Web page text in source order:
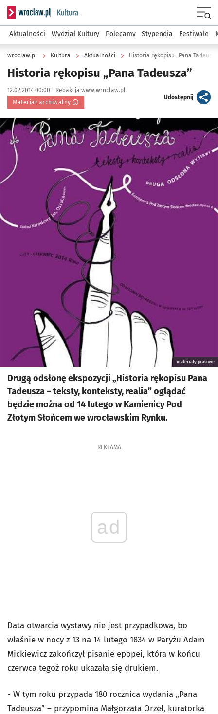
Serwis informacyjny wroclaw.pl podserwis: Kultura
Aktualności Wydział Kultury Polecamy Stypendia Festiwale
wroclaw.pl Kultura Aktualności Historia rękopisu „Pana
Historia rękopisu „Pana Tadeusza”
Data publikacji:
12.02.2014 00:00 | Autor:
Redakcja www.wroclaw.pl
Materiał archiwalny
Udostępnijartykuł
Kliknij, aby powiększyć
materiały prasowe
Drugą odsłonę ekspozycji „Historia rękopisu Pana
Tadeusza – teksty, konteksty, realia” oglądać
będzie można od 14 lutego w Kamienicy Pod
Złotym Słońcem we wrocławskim Rynku.
REKLAMA
ad
Data otwarcia wystawy nie jest przypadkowa, bo
właśnie w nocy z 13 na 14 lutego 1834 w Paryżu Adam
Mickiewicz zakończył pisanie epopei, która w końcu
czerwca tegoż roku ukazała się drukiem.
- W tym roku przypada 180 rocznica wydania „Pana
Tadeusza” – przypomina Małgorzata Orzeł, kuratorka